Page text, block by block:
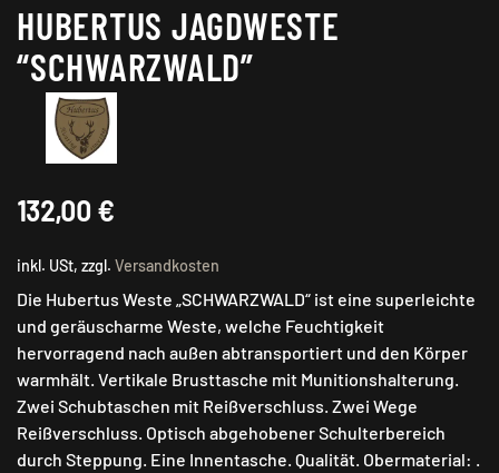
HUBERTUS JAGDWESTE
“SCHWARZWALD”
132,00 €
inkl. USt, zzgl. Versandkosten
Die Hubertus Weste „SCHWARZWALD“ ist eine superleichte
und geräuscharme Weste, welche Feuchtigkeit
hervorragend nach außen abtransportiert und den Körper
warmhält. Vertikale Brusttasche mit Munitionshalterung.
Zwei Schubtaschen mit Reißverschluss. Zwei Wege
Reißverschluss. Optisch abgehobener Schulterbereich
durch Steppung. Eine Innentasche. Qualität. Obermaterial: .